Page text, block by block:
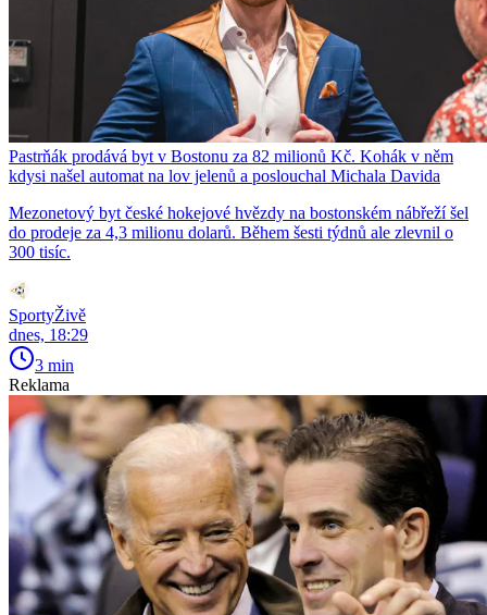
Pastrňák prodává byt v Bostonu za 82 milionů Kč. Kohák v něm
kdysi našel automat na lov jelenů a poslouchal Michala Davida
Mezonetový byt české hokejové hvězdy na bostonském nábřeží šel
do prodeje za 4,3 milionu dolarů. Během šesti týdnů ale zlevnil o
300 tisíc.
SportyŽivě
dnes, 18:29
3 min
Reklama